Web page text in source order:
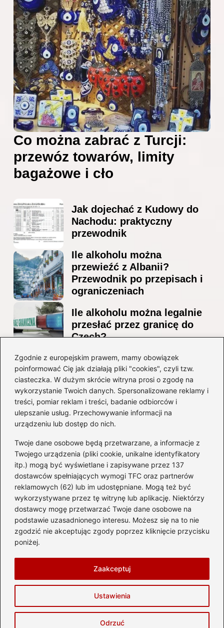
Zgodnie z europejskim prawem, mamy obowiązek
poinformować Cię jak działają pliki "cookies", czyli tzw.
ciasteczka. W dużym skrócie witryna prosi o zgodę na
wykorzystanie Twoich danych. Spersonalizowane reklamy i
treści, pomiar reklam i treści, badanie odbiorców i
ulepszanie usług. Przechowywanie informacji na
urządzeniu lub dostęp do nich.
Twoje dane osobowe będą przetwarzane, a informacje z
Twojego urządzenia (pliki cookie, unikalne identyfikatory
itp.) mogą być wyświetlane i zapisywane przez 137
dostawców spełniających wymogi TFC oraz partnerów
reklamowych (62) lub im udostępniane. Mogą też być
wykorzystywane przez tę witrynę lub aplikację. Niektórzy
dostawcy mogę przetwarzać Twoje dane osobowe na
podstawie uzasadnionego interesu. Możesz się na to nie
zgodzić nie akceptując zgody poprzez kliknięcie przycisku
poniżej.
Ustawienia
Odrzuć
Zaakceptuj
Co można zabrać z Turcji:
przewóz towarów, limity
bagażowe i cło
Jak dojechać z Kudowy do
Nachodu: praktyczny
przewodnik
Ile alkoholu można
przewieźć z Albanii?
Przewodnik po przepisach i
ograniczeniach
Ile alkoholu można legalnie
przesłać przez granicę do
Czech?
Jak wygodnie dotrzeć z
lotniska Marco Polo do
Mestre? Poradnik krok po
kroku
Kategorie
Ciekawostki(8)
Kultura i tradycje(10)
Loty(232)
Polska(65)
Wakacje (292)
Zabytki(8)
Zagranica(46)
Copyright © 2026 delta-travel.pl
Prywatność
Zasady użytkowania
Napisz do nas